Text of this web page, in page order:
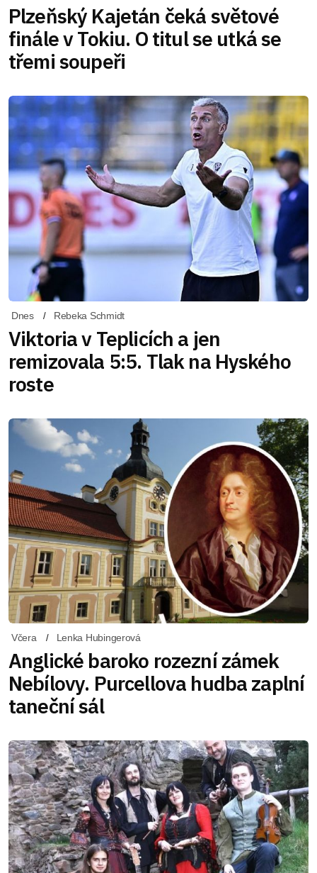
Plzeňský Kajetán čeká světové
finále v Tokiu. O titul se utká se
třemi soupeři
Dnes Rebeka Schmidt
Viktoria v Teplicích a jen
remizovala 5:5. Tlak na Hyského
roste
Včera Lenka Hubingerová
Anglické baroko rozezní zámek
Nebílovy. Purcellova hudba zaplní
taneční sál